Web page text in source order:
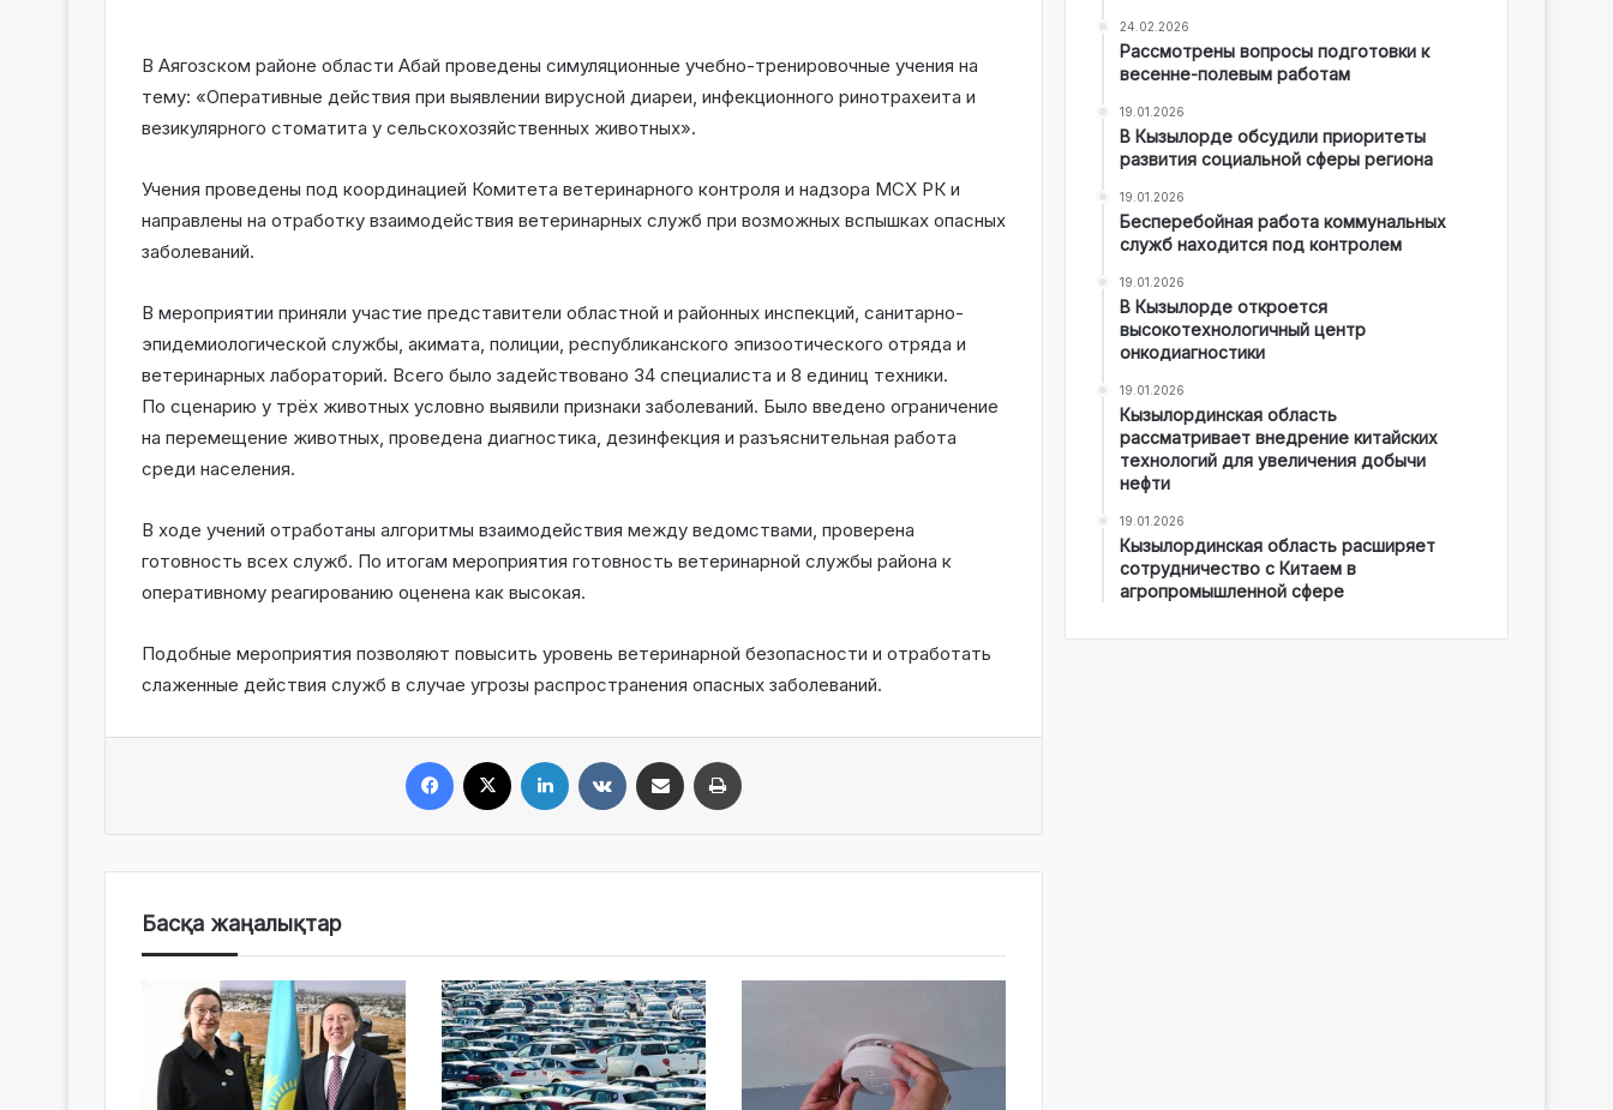
В Аягозском районе области Абай проведены симуляционные учебно-тренировочные учения на
тему: «Оперативные действия при выявлении вирусной диареи, инфекционного ринотрахеита и
везикулярного стоматита у сельскохозяйственных животных».
Учения проведены под координацией Комитета ветеринарного контроля и надзора МСХ РК и
направлены на отработку взаимодействия ветеринарных служб при возможных вспышках опасных
заболеваний.
В мероприятии приняли участие представители областной и районных инспекций, санитарно-
эпидемиологической службы, акимата, полиции, республиканского эпизоотического отряда и
ветеринарных лабораторий. Всего было задействовано 34 специалиста и 8 единиц техники.
По сценарию у трёх животных условно выявили признаки заболеваний. Было введено ограничение
на перемещение животных, проведена диагностика, дезинфекция и разъяснительная работа
среди населения.
В ходе учений отработаны алгоритмы взаимодействия между ведомствами, проверена
готовность всех служб. По итогам мероприятия готовность ветеринарной службы района к
оперативному реагированию оценена как высокая.
Подобные мероприятия позволяют повысить уровень ветеринарной безопасности и отработать
слаженные действия служб в случае угрозы распространения опасных заболеваний.
Басқа жаңалықтар
24.02.2026
Рассмотрены вопросы подготовки к
весенне-полевым работам
19.01.2026
В Кызылорде обсудили приоритеты
развития социальной сферы региона
19.01.2026
Бесперебойная работа коммунальных
служб находится под контролем
19.01.2026
В Кызылорде откроется
высокотехнологичный центр
онкодиагностики
19.01.2026
Кызылординская область
рассматривает внедрение китайских
технологий для увеличения добычи
нефти
19.01.2026
Кызылординская область расширяет
сотрудничество с Китаем в
агропромышленной сфере